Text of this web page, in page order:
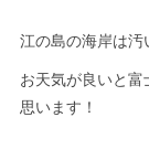
江の島の海岸は汚
お天気が良いと富
思います！